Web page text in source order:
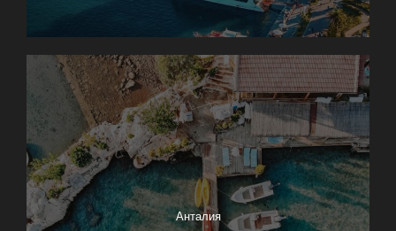
Анталия